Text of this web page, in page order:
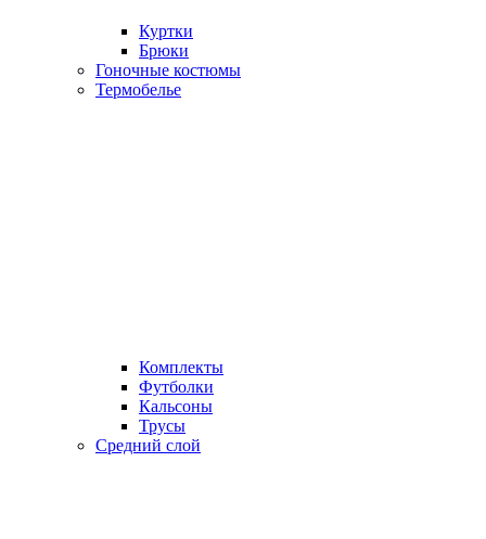
Куртки
Брюки
Гоночные костюмы
Термобелье
Комплекты
Футболки
Кальсоны
Трусы
Средний слой